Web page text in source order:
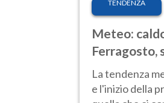
TENDENZA
Meteo:
Ferragosto,
pausa. Ecco
La tendenza
e l'inizio della